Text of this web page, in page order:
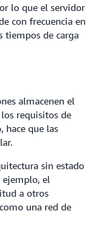
lo que el servidor
con frecuencia en
tiempos de carga
almacenen el
requisitos de
hace que las
sin estado
ejemplo, el
a otros
una red de